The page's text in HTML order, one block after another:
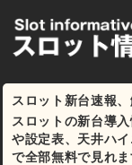
スロット新台速報
スロットの新台導
や設定表、天井ハ
で全部無料で見れま